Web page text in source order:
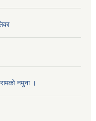
नमुना ।